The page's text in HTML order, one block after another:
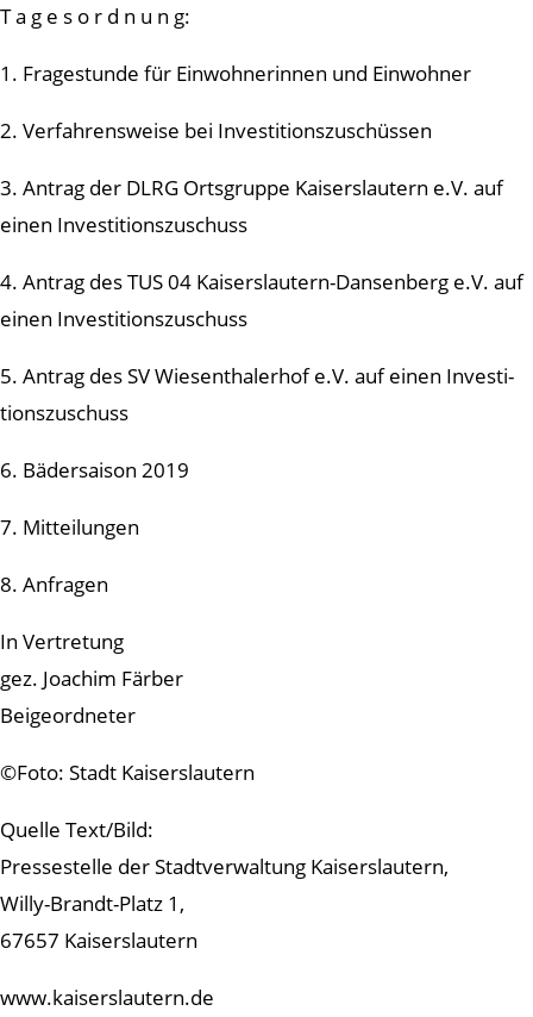
T a g e s o r d n u n g:
1. Fragestunde für Einwohnerinnen und Einwohner
2. Verfahrensweise bei Investitionszuschüssen
3. Antrag der DLRG Ortsgruppe Kaiserslautern e.V. auf
einen Investitionszuschuss
4. Antrag des TUS 04 Kaiserslautern-Dansenberg e.V. auf
einen Investitionszuschuss
5. Antrag des SV Wiesenthalerhof e.V. auf einen Investi-
tionszuschuss
6. Bädersaison 2019
7. Mitteilungen
8. Anfragen
In Vertretung
gez. Joachim Färber
Beigeordneter
©Foto: Stadt Kaiserslautern
Quelle Text/Bild:
Pressestelle der Stadtverwaltung Kaiserslautern,
Willy-Brandt-Platz 1,
67657 Kaiserslautern
www.kaiserslautern.de